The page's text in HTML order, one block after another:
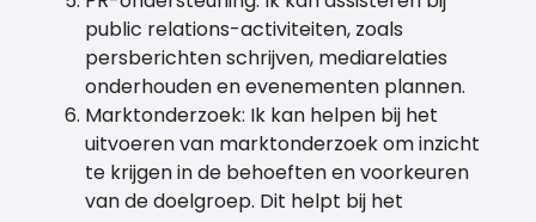
public relations-activiteiten, zoals
persberichten schrijven, mediarelaties
onderhouden en evenementen plannen.
Marktonderzoek: Ik kan helpen bij het
uitvoeren van marktonderzoek om inzicht
te krijgen in de behoeften en voorkeuren
van de doelgroep. Dit helpt bij het